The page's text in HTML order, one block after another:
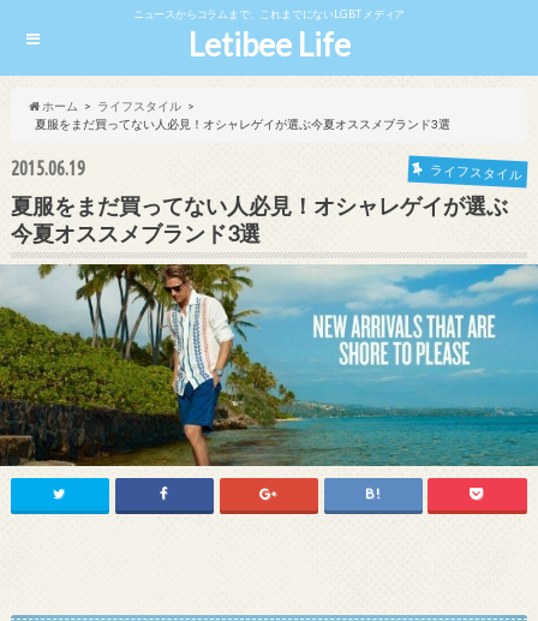
ニュースからコラムまで、これまでにないLGBTメディア
Letibee Life
ホーム
ライフスタイル
夏服をまだ買ってない人必見！オシャレゲイが選ぶ今夏オススメブランド3選
2015.06.19 ライフスタイル
夏服をまだ買ってない人必見！オシャレゲイが選ぶ
今夏オススメブランド3選